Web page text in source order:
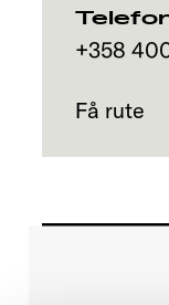
+358
Få rute